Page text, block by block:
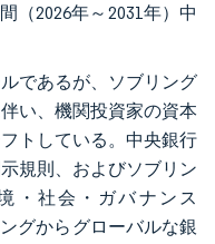
（2026年～2031年）中
であるが、ソブリング
い、機関投資家の資本
トしている。中央銀行
規則、およびソブリン
・社会・ガバナンス
グからグローバルな銀